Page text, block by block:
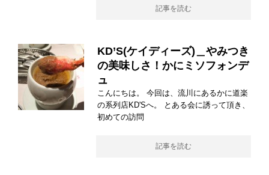
記事を読む
KD’S(ケイディーズ)＿やみつき
の美味しさ！かにミソフォンデ
ュ
こんにちは。 今回は、流川にあるかに道楽
の系列店KD'Sへ。 とある会に誘って頂き、
初めての訪問
記事を読む